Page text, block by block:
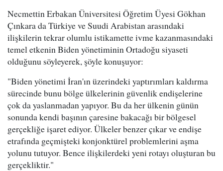
Necmettin Erbakan Üniversitesi Öğretim Üyesi Gökhan
Çınkara da Türkiye ve Suudi Arabistan arasındaki
ilişkilerin tekrar olumlu istikamette ivme kazanmasındaki
temel etkenin Biden yönetiminin Ortadoğu siyaseti
olduğunu söyleyerek, şöyle konuşuyor:
"Biden yönetimi İran'ın üzerindeki yaptırımları kaldırma
sürecinde bunu bölge ülkelerinin güvenlik endişelerine
çok da yaslanmadan yapıyor. Bu da her ülkenin günün
sonunda kendi başının çaresine bakacağı bir bölgesel
gerçekliğe işaret ediyor. Ülkeler benzer çıkar ve endişe
etrafında geçmişteki konjonktürel problemlerini aşma
yolunu tutuyor. Bence ilişkilerdeki yeni rotayı oluşturan bu
gerçekliktir."